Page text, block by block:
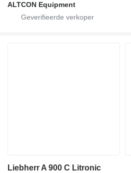
ALTCON Equipment
Liebherr A 900 C Litronic